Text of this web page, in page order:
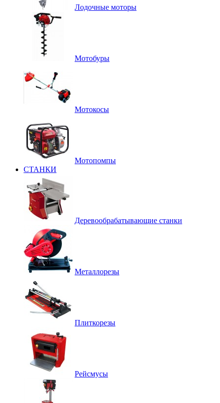
Лодочные моторы
Мотобуры
Мотокосы
Мотопомпы
СТАНКИ
Деревообрабатывающие станки
Металлорезы
Плиткорезы
Рейсмусы